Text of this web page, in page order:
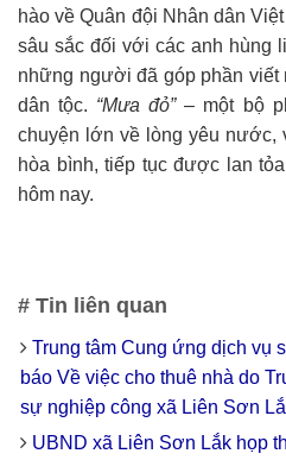
hào về Quân đội Nhân dân
sâu sắc đối với các anh hùng
những người đã góp phần viết
dân tộc. “Mưa đỏ”– một bộ
chuyện lớn về lòng yêu nước,
hòa bình, tiếp tục được lan
hôm nay.
# Tin liên quan
Trung tâm Cung ứng dịch vụ
báo Về việc cho thuê nhà do
sự nghiệp công xã Liên Sơn
UBND xã Liên Sơn Lắk họp